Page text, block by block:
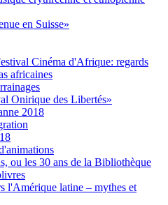
en Suisse»
Cinéma d'Afrique: regards
africaines
Onirique des Libertés»
2018
ou les 30 ans de la Bibliothèque
l'Amérique latine – mythes et